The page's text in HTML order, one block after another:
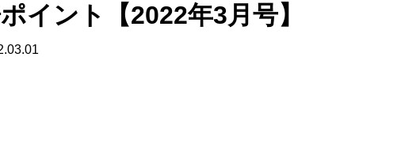
イント【2022年3月号】